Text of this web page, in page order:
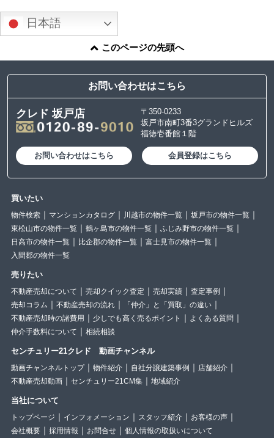
日本語
このページの先頭へ
お問い合わせはこちら
クレド 坂戸店
〒350-0233
坂戸市南町3番3グランドヒルズ
福徳壱番館１階
お問い合わせはこちら 会員登録はこちら
買いたい
物件検索 マンションカタログ 川越市の物件一覧
坂戸市の物件一覧
東松山市の物件一覧
鶴ヶ島市の物件一覧
ふじみ野市の物件一覧
日高市の物件一覧
比企郡の物件一覧
富士見市の物件一覧
入間郡の物件一覧
売りたい
不動産売却について 売却クイック査定 売却実績
査定事例
売却コラム
不動産売却の流れ
「仲介」と「買取」の違い
不動産売却時の諸費用
少しでも高く売るポイント
よくある質問
仲介手数料について
相続相談
センチュリー21クレド 動画チャンネル
動画チャンネルトップ 物件紹介 自社分譲建築事例
店舗紹介
不動産売却動画
センチュリー21CM集 地域紹介
当社について
トップページ インフォメーション スタッフ紹介
お客様の声
会社概要
採用情報 お問合せ 個人情報の取扱いについて